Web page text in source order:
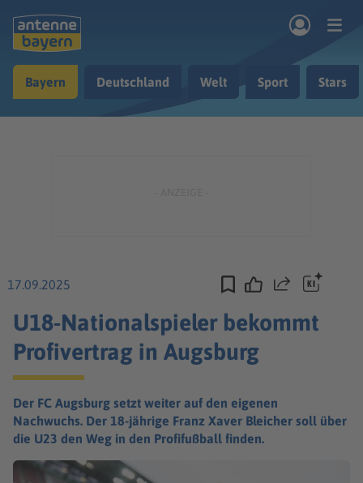
Musik & Radio
Bayern Deutschland Welt Sport Stars
17.09.2025 Teilen
U18-Nationalspieler bekommt
Profivertrag in Augsburg
Der FC Augsburg setzt weiter auf den eigenen
Nachwuchs. Der 18-jährige Franz Xaver Bleicher soll über
die U23 den Weg in den Profifußball finden.